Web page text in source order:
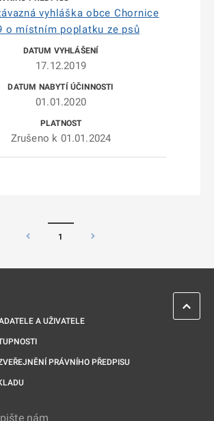
vyhláška obce Chornice
o místním poplatku ze psů
17.12.2019
01.01.2020
Zrušeno k 01.01.2024
1
A UŽIVATELE
PRÁVNÍHO PŘEDPISU
nám